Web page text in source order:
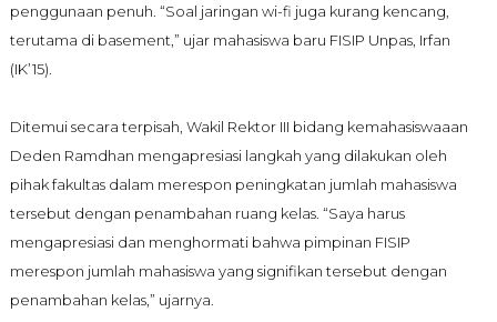
penggunaan penuh. “Soal jaringan wi-fi juga kurang kencang,
terutama di basement,” ujar mahasiswa baru FISIP Unpas, Irfan
(IK’15).
Ditemui secara terpisah, Wakil Rektor III bidang kemahasiswaaan
Deden Ramdhan mengapresiasi langkah yang dilakukan oleh
pihak fakultas dalam merespon peningkatan jumlah mahasiswa
tersebut dengan penambahan ruang kelas. “Saya harus
mengapresiasi dan menghormati bahwa pimpinan FISIP
merespon jumlah mahasiswa yang signifikan tersebut dengan
penambahan kelas,” ujarnya.